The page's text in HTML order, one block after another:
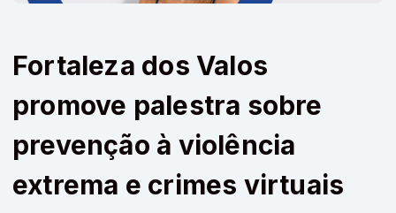
Fortaleza dos Valos
promove palestra sobre
prevenção à violência
extrema e crimes virtuais